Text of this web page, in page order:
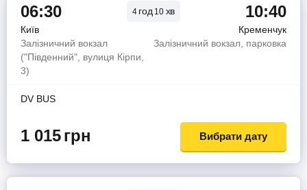
06:30 4 год10 хв 10:40
Київ
Кременчук
Залізничний вокзал
("Південний", вулиця Кірпи,
3)
Залізничний вокзал, парковка
DV BUS
1 015грн Вибрати дату